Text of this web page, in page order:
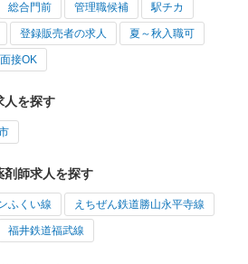
総合門前 管理職候補 駅チカ
登録販売者の求人 夏～秋入職可
接OK
人を探す
剤師求人を探す
ふくい線 えちぜん鉄道勝山永平寺線
福井鉄道福武線